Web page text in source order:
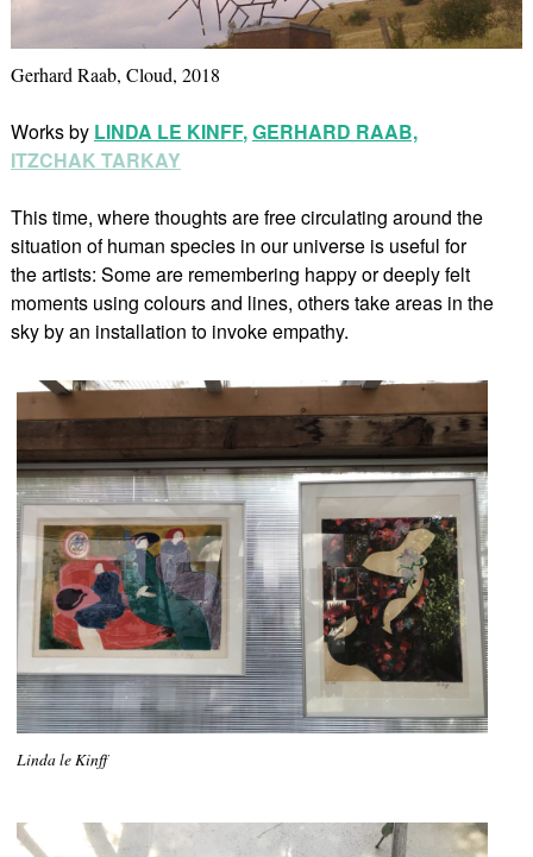
Gerhard Raab, Cloud, 2018
Works by LINDA LE KINFF,GERHARD RAAB,
ITZCHAK TARKAY
This time, where thoughts are free circulating around the
situation of human species in our universe is useful for
the artists: Some are remembering happy or deeply felt
moments using colours and lines, others take areas in the
sky by an installation to invoke empathy.
Linda le Kinff